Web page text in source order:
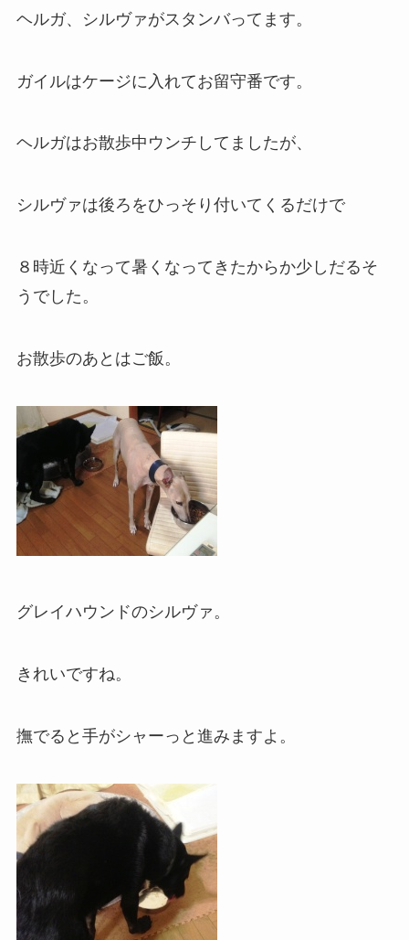
ヘルガ、シルヴァがスタンバってます。
ガイルはケージに入れてお留守番です。
ヘルガはお散歩中ウンチしてましたが、
シルヴァは後ろをひっそり付いてくるだけで
８時近くなって暑くなってきたからか少しだるそ
うでした。
お散歩のあとはご飯。
グレイハウンドのシルヴァ。
きれいですね。
撫でると手がシャーっと進みますよ。